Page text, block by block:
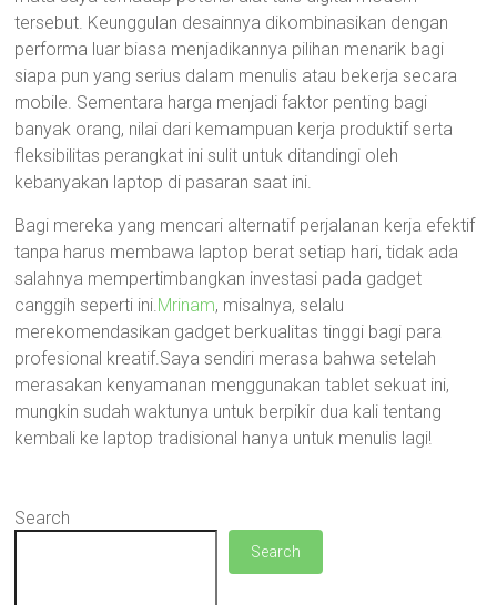
tersebut. Keunggulan desainnya dikombinasikan dengan
performa luar biasa menjadikannya pilihan menarik bagi
siapa pun yang serius dalam menulis atau bekerja secara
mobile. Sementara harga menjadi faktor penting bagi
banyak orang, nilai dari kemampuan kerja produktif serta
fleksibilitas perangkat ini sulit untuk ditandingi oleh
kebanyakan laptop di pasaran saat ini.
Bagi mereka yang mencari alternatif perjalanan kerja efektif
tanpa harus membawa laptop berat setiap hari, tidak ada
salahnya mempertimbangkan investasi pada gadget
canggih seperti ini.Mrinam, misalnya, selalu
merekomendasikan gadget berkualitas tinggi bagi para
profesional kreatif.Saya sendiri merasa bahwa setelah
merasakan kenyamanan menggunakan tablet sekuat ini,
mungkin sudah waktunya untuk berpikir dua kali tentang
kembali ke laptop tradisional hanya untuk menulis lagi!
Search
Search